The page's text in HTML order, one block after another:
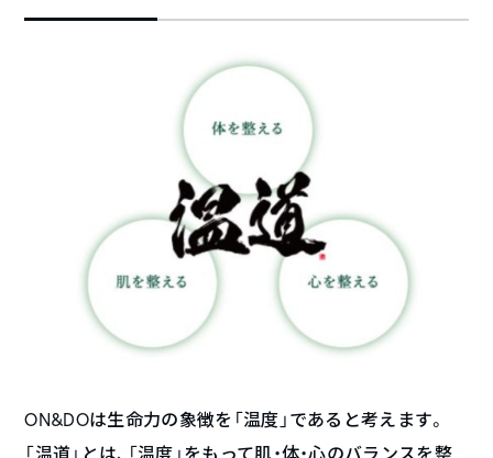
ON&DOは生命力の象徴を「温度」であると考えます。
「温道」とは、「温度」をもって肌・体・心のバランスを整